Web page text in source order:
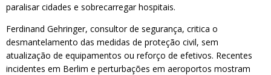
paralisar cidades e sobrecarregar hospitais.
Ferdinand Gehringer, consultor de segurança, critica o
desmantelamento das medidas de proteção civil, sem
atualização de equipamentos ou reforço de efetivos. Recentes
incidentes em Berlim e perturbações em aeroportos mostram